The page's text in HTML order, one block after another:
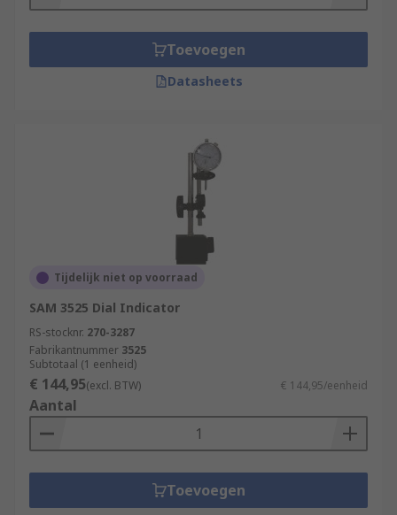
Toevoegen
Datasheets
Tijdelijk niet op voorraad
SAM 3525 Dial Indicator
RS-stocknr. 270-3287
Fabrikantnummer 3525
Subtotaal (1 eenheid)
€ 144,95(excl. BTW) € 144,95/eenheid
Aantal
Toevoegen